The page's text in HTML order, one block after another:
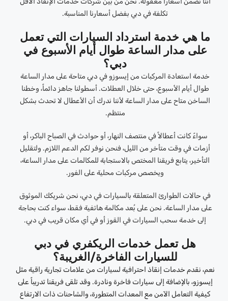
تكلفة في دبي بفضل أسعارنا المناسبة.
ما هي خدمة استرداد السيارات التي تعمل
على مدار الساعة طوال أيام الأسبوع في
دبي؟
خدمة استعادة المركبات من إيسوزو في دبي متاحة على مدار الساعة
طوال أيام الأسبوع، حتى خلال العطلات. أسطولنا جاهز دائماً، وخطنا
الساخن متاح على مدار الساعة لأننا ندرك أن الأعطال لا تحدث بشكل
منتظم.
سواءً كانت أعطالاً في منتصف النهار، أو حوادث في الصباح الباكر، أو
أزمات في وقت متأخر من الليل، فنحن نوفر لكم الدعم اللازم. ولتقليل
التأخير، يتابع فريقنا المختص بالاستجابة للمكالمات على مدار الساعة،
ويخصص مركبات محلية على الفور.
في حالات الطوارئ المتعلقة بالسيارات في دبي، نحن شريكك الموثوق
على مدار الساعة. نحن على بُعد مكالمة هاتفية فقط، سواء كنت بحاجة
إلى خدمة سحب السيارات في القوز أو في أي مكان قريب في دبي.
هل تعمل خدمات الريكفري في دبي
للسيارات الفاخرة/الغريبة؟
نعم، نقدم خدمات إنقاذ احترافية لسيارات من علامات تجارية راقية مثل
إيسوزو، بالإضافة إلى سيارات فاخرة ونادرة. وقد تلقى فريقنا تدريباً على
كيفية التعامل الآمن مع المعدات المتطورة، والشاحنات ذات الارتفاع